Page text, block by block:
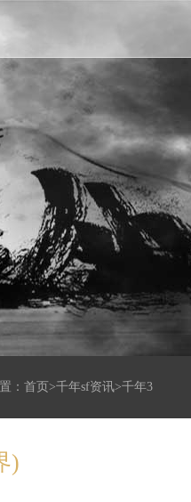
： 首页 >千年sf资讯>千年3
)